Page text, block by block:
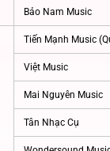
Bảo Nam Music
Tiến Mạnh Music
Việt Music
Mai Nguyên Music
Tân Nhạc Cụ